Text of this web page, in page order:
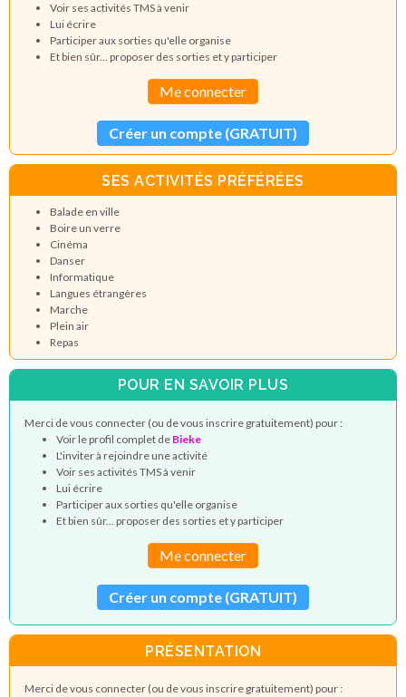
Voir ses activités TMS à venir
Lui écrire
Participer aux sorties qu'elle organise
Et bien sûr... proposer des sorties et y participer
Me connecter
Créer un compte (GRATUIT)
SES ACTIVITÉS PRÉFÉRÉES
Balade en ville
Boire un verre
Cinéma
Danser
Informatique
Langues étrangères
Marche
Plein air
Repas
POUR EN SAVOIR PLUS
Merci de vous connecter (ou de vous inscrire gratuitement) pour :
Voir le profil complet de Bieke
L'inviter à rejoindre une activité
Voir ses activités TMS à venir
Lui écrire
Participer aux sorties qu'elle organise
Et bien sûr... proposer des sorties et y participer
Me connecter
Créer un compte (GRATUIT)
PRÉSENTATION
Merci de vous connecter (ou de vous inscrire gratuitement) pour :